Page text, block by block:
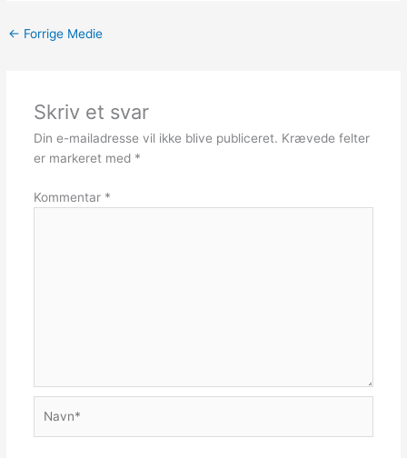
← Forrige Medie
Skriv et svar
Din e-mailadresse vil ikke blive publiceret. Krævede felter
er markeret med *
Kommentar *